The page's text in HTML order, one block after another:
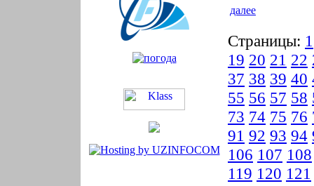
далее
Страницы: 1
19 20 21 22
37 38 39 40
55 56 57 58
73 74 75 76
91 92 93 94
106 107 108
119 120 121